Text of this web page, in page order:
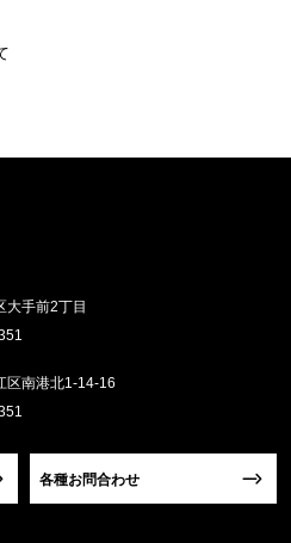
大手前2丁目
区南港北1-14-16
各種お問合わせ